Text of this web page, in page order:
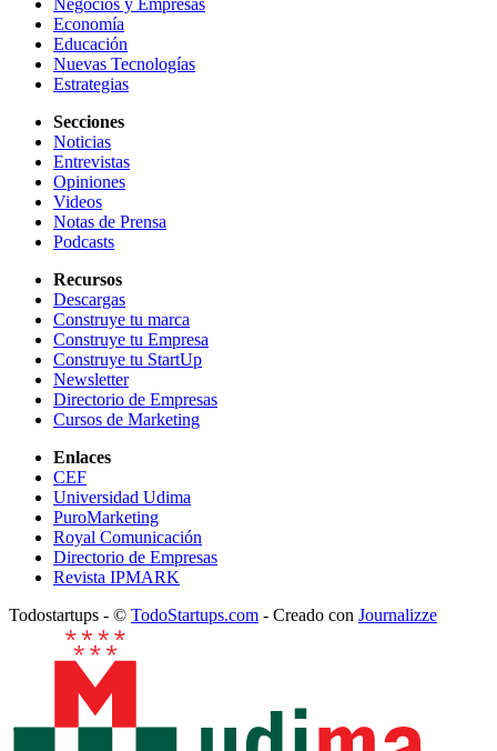
Economía
Educación
Nuevas Tecnologías
Estrategias
Secciones
Noticias
Entrevistas
Opiniones
Videos
Notas de Prensa
Podcasts
Recursos
Descargas
Construye tu marca
Construye tu Empresa
Construye tu StartUp
Newsletter
Directorio de Empresas
Cursos de Marketing
Enlaces
CEF
Universidad Udima
PuroMarketing
Royal Comunicación
Directorio de Empresas
Revista IPMARK
Todostartups - © TodoStartups.com - Creado con Journalizze